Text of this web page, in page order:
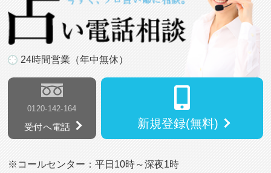
24時間営業（年中無休）
0120-142-164
受付へ電話 新規登録(無料)
※コールセンター：平日10時～深夜1時